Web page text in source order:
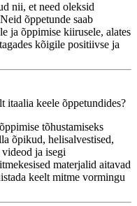
nii, et need oleksid
õppetunde saab
ja õppimise kiirusele, alates
kõigile positiivse ja
itaalia keele õppetundides?
tõhustamiseks
õpikud, helisalvestised,
ja isegi
materjalid aitavad
keelt mitme vormingu